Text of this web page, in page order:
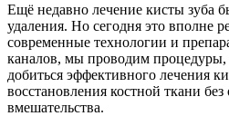
Ещё недавно лечение кисты зуба
удаления. Но сегодня это вполне
современные технологии и
каналов, мы проводим процедуры,
добиться эффективного лечения
восстановления костной ткани
вмешательства.